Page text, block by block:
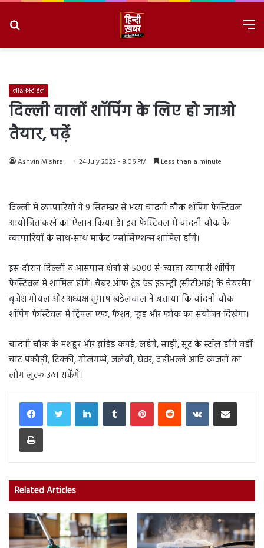
लाइफ़स्टाइल
दिल्ली वालों शॉपिंग के लिए हो जाओ
तैयार, पढ़ें
Ashvin Mishra 24 July 2023 - 8:06 PM Less than a minute
दिल्ली में व्यापारियों ने 9 सितम्बर से भव्य चांदनी चौक शॉपिंग फेस्टिवल
आयोजित करने का ऐलान किया है। इस फेस्टिवल में चांदनी चौक के
व्यापारियों के साथ-साथ मार्केट एसोसिएशन्स शामिल होंगे।
इस दौरान दिल्ली व आसपास क्षेत्रों से 5000 से ज्यादा व्यापारी शॉपिंग
फेस्टिवल में शामिल होंगे। चैंबर ऑफ ट्रेड एंड इंडस्ट्री (सीटीआई) के चेयरमैन
बृजेश गोयल और अध्यक्ष सुभाष खंडेलवाल ने बताया कि चांदनी चौक
शॉपिंग फेस्टिवल में ट्रिपल एफ, फैशन, फूड और फोक का संयोजन दिखेगा।
चांदनी चौक के मशहूर और ब्रांडेड कपड़े, लहंगे, साड़ी, सूट के स्टॉल होंगे वहीं
चाट पकौड़ी, टिक्की, गोलगप्पे, जलेबी, घेवर, दहीभल्ले आदि व्यंजनों का
लोग लुत्फ उठा सकेंगे।
LinkedInTumblr PinterestReddit VKontakteShare via Email
Print
Related Articles